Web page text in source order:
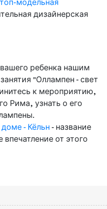
модельная
дизайнерская
ребенка нашим
"Оллампен - свет
к мероприятию,
Рима, узнать о его
- Кёльн - название
от этого